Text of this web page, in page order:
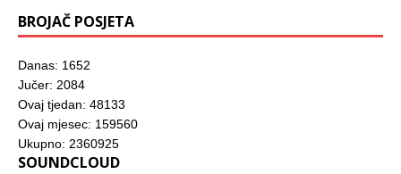
BROJAČ POSJETA
Danas: 1652
Jučer: 2084
Ovaj tjedan: 48133
Ovaj mjesec: 159560
Ukupno: 2360925
SOUNDCLOUD